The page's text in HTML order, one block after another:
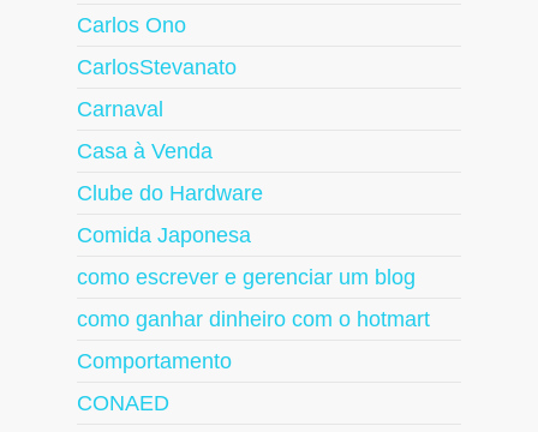
Carlos Ono
CarlosStevanato
Carnaval
Casa à Venda
Clube do Hardware
Comida Japonesa
como escrever e gerenciar um blog
como ganhar dinheiro com o hotmart
Comportamento
CONAED